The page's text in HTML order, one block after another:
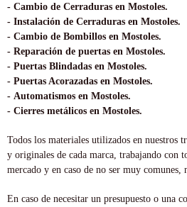
- Cambio de Cerraduras en Mostoles.
- Instalación de Cerraduras en Mostoles.
- Cambio de Bombillos en Mostoles.
- Reparación de puertas en Mostoles.
- Puertas Blindadas en Mostoles.
- Puertas Acorazadas en Mostoles.
- Automatismos en Mostoles.
- Cierres metálicos en Mostoles.
Todos los materiales utilizados en nuestros
y originales de cada marca, trabajando con
mercado y en caso de no ser muy comunes,
En caso de necesitar un presupuesto o una